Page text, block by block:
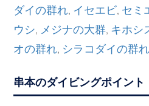
ダイの群れ, イセエビ, セミ
ウシ, メジナの大群, キホシ
オの群れ, シラコダイの群れ
串本のダイビングポイント